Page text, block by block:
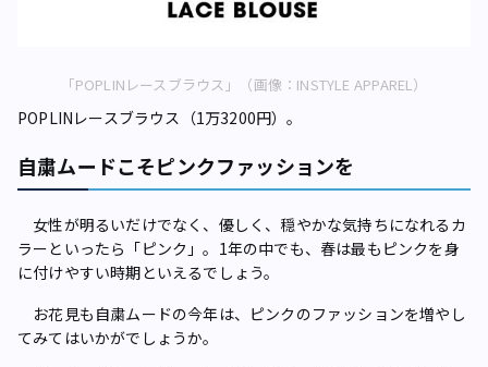
「POPLINレースブラウス」（画像：INSTYLE APPAREL）
POPLINレースブラウス（1万3200円）。
自粛ムードこそピンクファッションを
女性が明るいだけでなく、優しく、穏やかな気持ちになれるカ
ラーといったら「ピンク」。1年の中でも、春は最もピンクを身
に付けやすい時期といえるでしょう。
お花見も自粛ムードの今年は、ピンクのファッションを増やし
てみてはいかがでしょうか。